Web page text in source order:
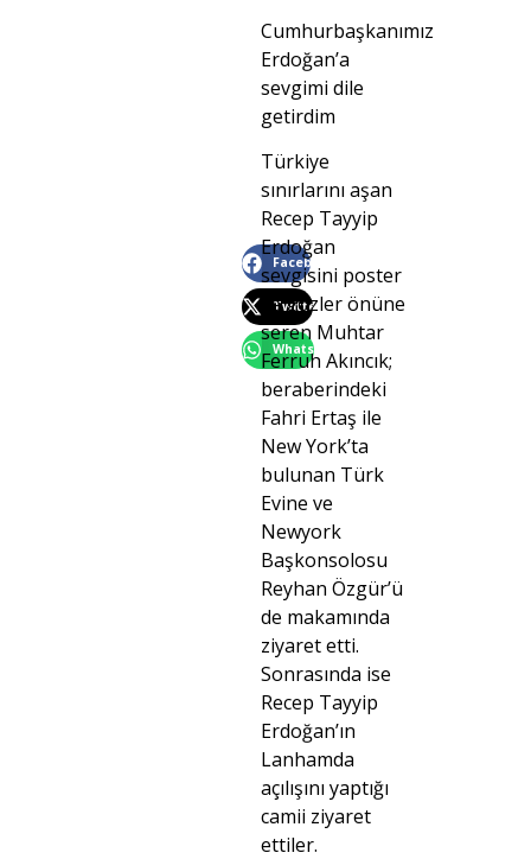
Facebook
Twitter
WhatsApp
Cumhurbaşkanımız
Erdoğan’a
sevgimi dile
getirdim
Türkiye
sınırlarını aşan
Recep Tayyip
Erdoğan
sevgisini poster
ile gözler önüne
seren Muhtar
Ferruh Akıncık;
beraberindeki
Fahri Ertaş ile
New York’ta
bulunan Türk
Evine ve
Newyork
Başkonsolosu
Reyhan Özgür’ü
de makamında
ziyaret etti.
Sonrasında ise
Recep Tayyip
Erdoğan’ın
Lanhamda
açılışını yaptığı
camii ziyaret
ettiler.